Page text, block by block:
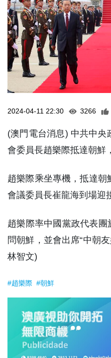
2024-04-11 22:30 3266
(澳門電台消息) 中共中央
會委員長趙樂際抵達朝鮮
趙樂際乘坐專機，抵達朝
會議委員長崔龍海到場迎
趙樂際率中國黨政代表
問朝鮮，並會出席“中朝
林智文)
#趙樂際 #朝鮮